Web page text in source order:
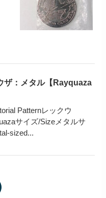
ザ：メタル【Rayquaza
Patternレックウ
サイズ/Sizeメタルサ
sized...